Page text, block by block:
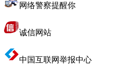
网络警察提醒你
诚信网站
中国互联网举报中心